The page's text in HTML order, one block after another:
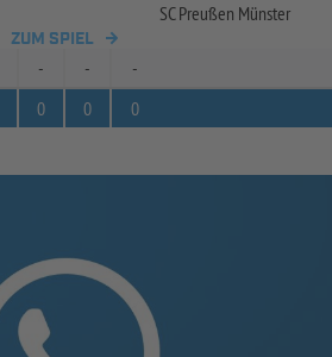
SC Preußen Münster
ZUM SPIEL
- -
-
0 0 0